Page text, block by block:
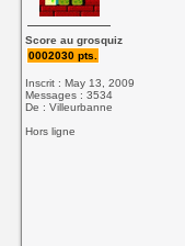
Score au grosquiz
0002030 pts.
Inscrit : May 13, 2009
Messages : 3534
De : Villeurbanne
Hors ligne